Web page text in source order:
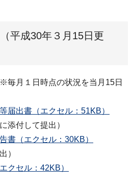
平成30年３月15日更
毎月１日時点の状況を当月15日
届出書（エクセル：51KB）
添付して提出）
書（エクセル：30KB）
）
クセル：42KB）